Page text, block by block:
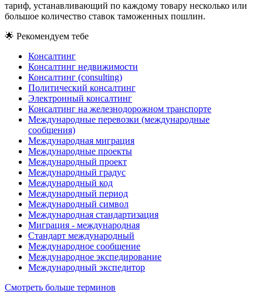
тариф, устанавливающий по каждому товару несколько или
большое количество ставок таможенных пошлин.
🌟 Рекомендуем тебе
Консалтинг
Консалтинг недвижимости
Консалтинг (consulting)
Политический консалтинг
Электронный консалтинг
Консалтинг на железнодорожном транспорте
Международные перевозки (международные
сообщения)
Международная миграция
Международные проекты
Международный проект
Международный градус
Международный код
Международный период
Международный символ
Международная стандартизация
Миграция - международная
Стандарт международный
Международное сообщение
Международное экспедирование
Международный экспедитор
Смотреть больше терминов